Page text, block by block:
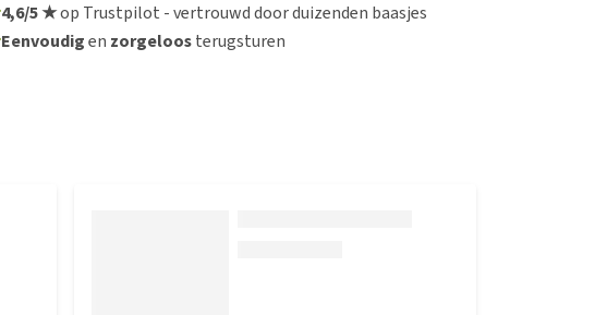
4,6/5 ★op Trustpilot - vertrouwd door duizenden baasjes
Eenvoudigen zorgeloosterugsturen